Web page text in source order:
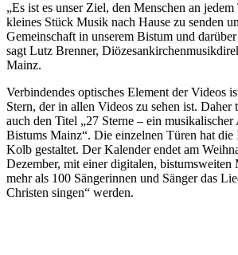
„Es ist es unser Ziel, den Menschen an
kleines Stück Musik nach Hause zu senden
Gemeinschaft in unserem Bistum und darüber
sagt Lutz Brenner,
Mainz.
Verbindendes optisches Element der Videos
Stern, der in allen Videos zu sehen ist. Daher
auch den Titel „27 Sterne – ein musikalischer
Bistums Mainz“. Die einzelnen Türen hat die
Kolb gestaltet. Der Kalender endet am
Dezember, mit einer digitalen,
mehr als 100 Sängerinnen und Sänger das
Christen singen“ werden.